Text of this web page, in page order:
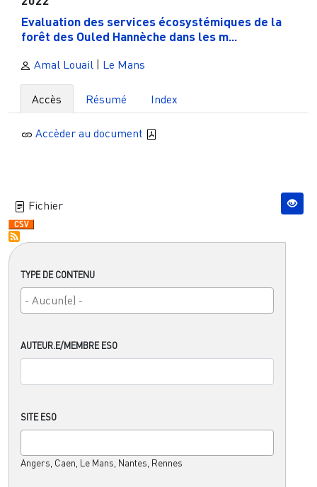
TYPE DE CONTENU
AUTEUR.E/MEMBRE ESO
SITE ESO
Angers, Caen, Le Mans, Nantes, Rennes
Evaluation des services écosystémiques de la
forêt des Ouled Hannèche dans les m...
Amal Louail Le Mans
Accès Résumé Index
Accèder au document
Fichier